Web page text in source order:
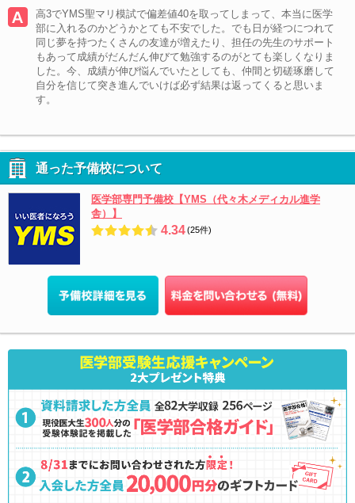
高3でYMS聖マリ模試で偏差値40を取ってしまって、本当に医学
部に入れるのかどうかとても不安でした。でも日が経つにつれて
同じ夢を持つたくさんの友達が増えたり、担任の先生のサポート
もあって成績がだんだん伸びて勉強するのがとても楽しくなりま
した。今、成績が伸び悩んでいたとしても、仲間と切磋琢磨して
自分を信じて突き進んでいけば必ず結果は返ってくると思いま
す。
通った予備校について
医学部専門予備校【YMS（代々木メディカル進学
舎）】
4.34(25件)